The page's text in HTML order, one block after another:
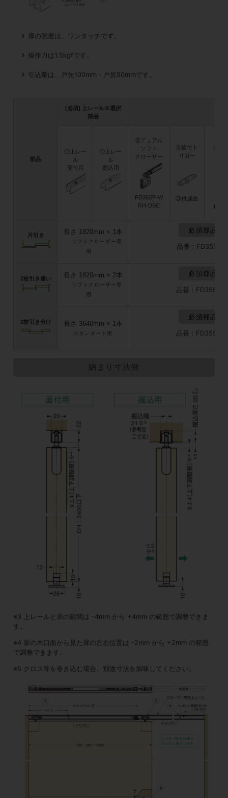
扉の脱着は、ワンタッチです。
操作力は1.5kgfです。
引込量は、戸先100mm・戸尻50mmです。
部品
[必須] 上レール※選択
部品
①上レー
ル
面付用
①上レー
ル
掘込用
③デュアル
ソフト
クローザー
FD35SP-W
RH-DSC
④後付ト
リガー
③付属品
デュ
片引き 長さ 1820mm × 1本
ソフトクローザー専
用
必須部品セ
品番：
2枚引き違い 長さ 1820mm × 2本
ソフトクローザー専
用
必須部品セ
品番：
2枚引き分け 長さ 3640mm × 1本
スタンダード用
必須部品セ
品番：
納まり寸法例
※3 上レールと扉の隙間は -4mm から +4mm の範囲で調整できま
す。
※4 扉の木口面から見た扉の左右位置は -2mm から +2mm の範囲
で調整できます。
※5 クロス等を巻き込む場合、別途寸法を加味してください。